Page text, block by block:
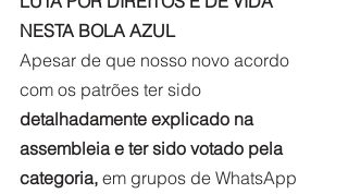
NESTA BOLA AZUL
Apesar de que nosso novo acordo
com os patrões ter sido
detalhadamente explicado na
assembleia e ter sido votado pela
categoria, em grupos de WhatsApp